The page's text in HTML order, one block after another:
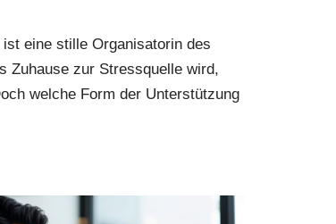
eine stille Organisatorin des
Zuhause zur Stressquelle wird,
welche Form der Unterstützung